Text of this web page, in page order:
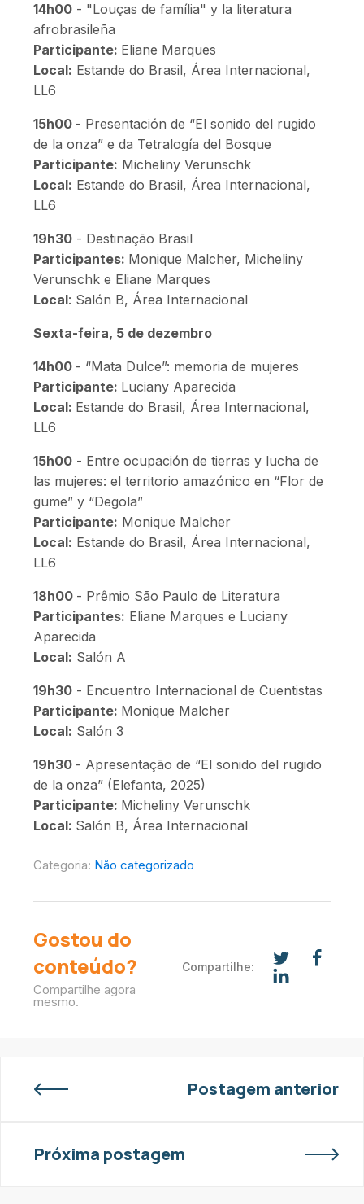
14h00 - "Louças de família" y la literatura
afrobrasileña
Participante: Eliane Marques
Local: Estande do Brasil, Área Internacional,
LL6
15h00 - Presentación de “El sonido del rugido
de la onza” e da Tetralogía del Bosque
Participante: Micheliny Verunschk
Local: Estande do Brasil, Área Internacional,
LL6
19h30 - Destinação Brasil
Participantes: Monique Malcher, Micheliny
Verunschk e Eliane Marques
Local: Salón B, Área Internacional
Sexta-feira, 5 de dezembro
14h00 - “Mata Dulce”: memoria de mujeres
Participante: Luciany Aparecida
Local: Estande do Brasil, Área Internacional,
LL6
15h00 - Entre ocupación de tierras y lucha de
las mujeres: el territorio amazónico en “Flor de
gume” y “Degola”
Participante: Monique Malcher
Local: Estande do Brasil, Área Internacional,
LL6
18h00 - Prêmio São Paulo de Literatura
Participantes: Eliane Marques e Luciany
Aparecida
Local: Salón A
19h30 - Encuentro Internacional de Cuentistas
Participante: Monique Malcher
Local: Salón 3
19h30 - Apresentação de “El sonido del rugido
de la onza” (Elefanta, 2025)
Participante: Micheliny Verunschk
Local: Salón B, Área Internacional
Categoria: Não categorizado
Gostou do
conteúdo?
Compartilhe agora
mesmo.
Compartilhe:
Postagem anterior
Próxima postagem